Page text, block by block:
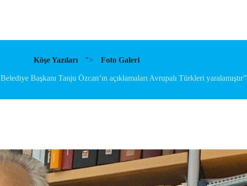
Köşe Yazıları "> Foto Galeri
Başkanı Tanju Özcan’ın açıklamaları Avrupalı Türkleri yaralamıştır”